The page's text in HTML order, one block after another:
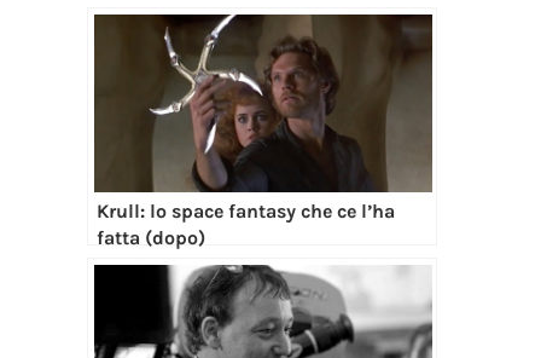
Krull: lo space fantasy che ce l’ha
fatta (dopo)